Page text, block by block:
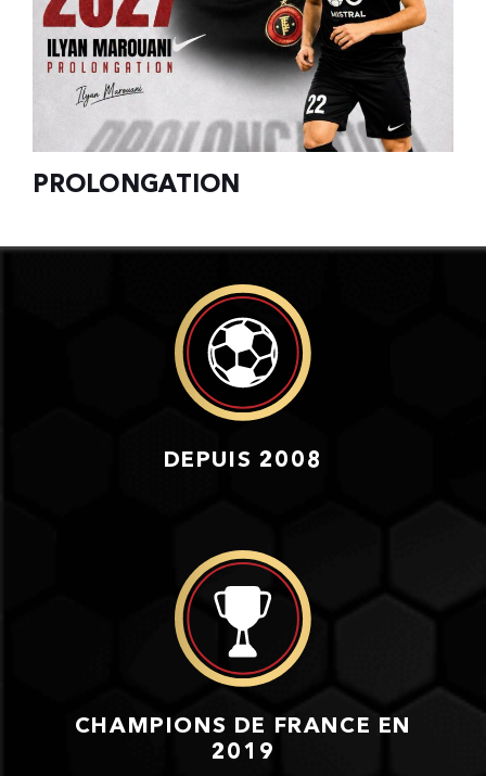
PROLONGATION
DEPUIS 2008
CHAMPIONS DE FRANCE EN
2019